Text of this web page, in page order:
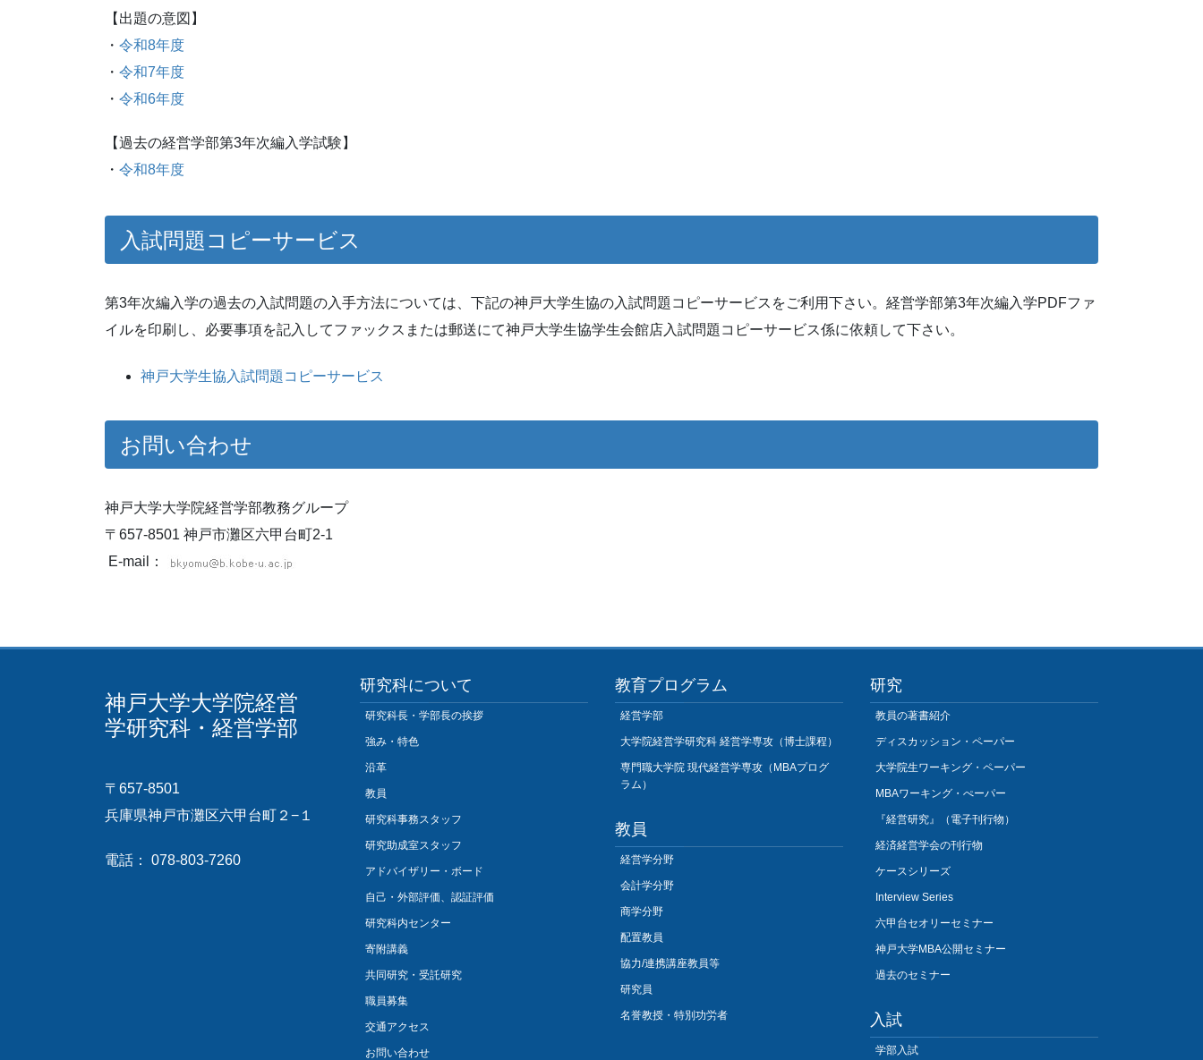
【出題の意図】
・ 令和8年度
・ 令和7年度
・ 令和6年度
【過去の経営学部第3年次編入学試験】
・ 令和8年度
入試問題コピーサービス
第3年次編入学の過去の入試問題の入手方法については、下記の神戸大学生協の入試問題コピーサービスをご利用下さい。経営学部第3年次編入学PDFファ
イルを印刷し、必要事項を記入してファックスまたは郵送にて神戸大学生協学生会館店入試問題コピーサービス係に依頼して下さい。
神戸大学生協入試問題コピーサービス
お問い合わせ
神戸大学大学院経営学部教務グループ
〒657-8501 神戸市灘区六甲台町2-1
E-mail：
神戸大学大学院経営
学研究科・経営学部
〒657-8501
兵庫県神戸市灘区六甲台町２−１
電話： 078-803-7260
研究科について
研究科長・学部長の挨拶
強み・特色
沿革
教員
研究科事務スタッフ
研究助成室スタッフ
アドバイザリー・ボード
自己・外部評価、認証評価
研究科内センター
寄附講義
共同研究・受託研究
職員募集
交通アクセス
お問い合わせ
教育プログラム
経営学部
大学院経営学研究科 経営学専攻（博士課程）
専門職大学院 現代経営学専攻（MBAプログ
ラム）
教員
経営学分野
会計学分野
商学分野
配置教員
協力/連携講座教員等
研究員
名誉教授・特別功労者
研究
教員の著書紹介
ディスカッション・ペーパー
大学院生ワーキング・ペーパー
MBAワーキング・ぺーパー
『経営研究』（電子刊行物）
経済経営学会の刊行物
ケースシリーズ
Interview Series
六甲台セオリーセミナー
神戸大学MBA公開セミナー
過去のセミナー
入試
学部入試